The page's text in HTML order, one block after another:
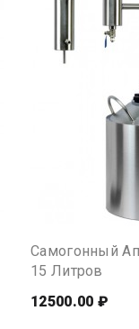
Самогонный
15 Литров
12500.00 ₽